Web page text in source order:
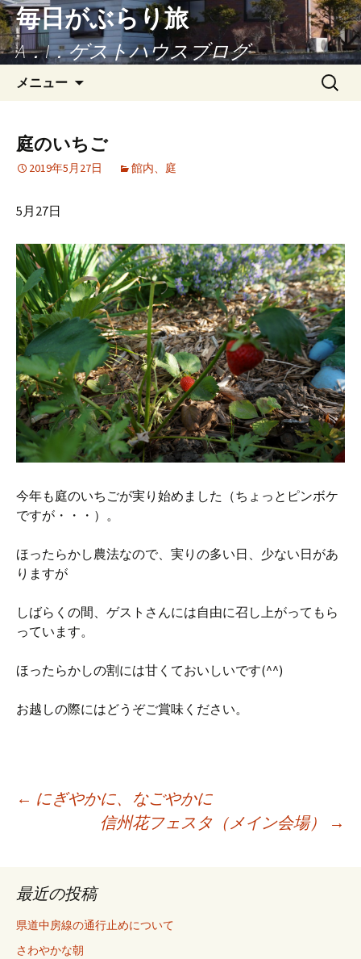
毎日がぶらり旅
A．I．ゲストハウスブログ
メニュー
検
庭のいちご
2019年5月27日 館内、庭
5月27日
今年も庭のいちごが実り始めました（ちょっとピンボケ
ですが・・・）。
ほったらかし農法なので、実りの多い日、少ない日があ
りますが
しばらくの間、ゲストさんには自由に召し上がってもら
っています。
ほったらかしの割には甘くておいしいです(^^)
お越しの際にはどうぞご賞味ください。
投稿ナビゲーション
← にぎやかに、なごやかに
信州花フェスタ（メイン会場）
→
最近の投稿
県道中房線の通行止めについて
さわやかな朝